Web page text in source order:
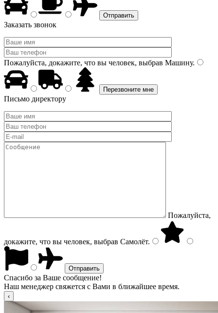
Заказать звонок
Пожалуйста, докажите, что вы человек, выбрав Машину.
Письмо директору
Пожалуйста,
докажите, что вы человек, выбрав Самолёт.
Спасибо за Ваше сообщение!
Наш менеджер свяжется с Вами в ближайшее время.